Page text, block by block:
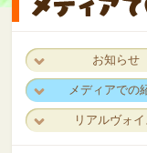
お知らせ
メディアでの
リアルヴォイ